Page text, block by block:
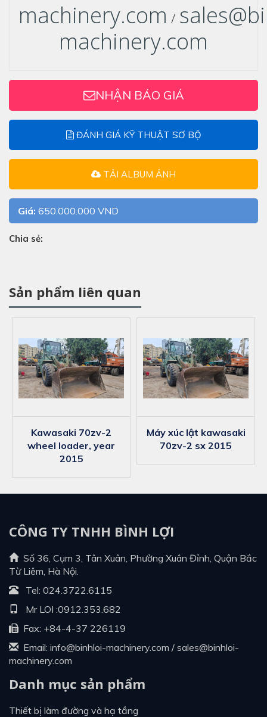
machinery.com /
machinery.com
NHẬN BÁO GIÁ
ĐÁNH GIÁ KỸ THUẬT SƠ BỘ
TẢI ALBUM ẢNH
Giá: 650.000.000 VND
Chia sẻ:
Sản phẩm liên quan
kawasaki 70zv-2
wheel loader, year
2015
máy xúc lật kawasaki
70zv-2 sx 2015
CÔNG TY TNHH BÌNH LỢI
Số 36, Cụm 3, Tân Xuân, Phường Xuân Đỉnh, Quận Bắc
Từ Liêm, Hà Nội.
Tel: 024.3722.6115
Mr LOI :0912.353.682
Fax: +84-4-37 226119
Email: info@binhloi-machinery.com / sales@binhloi-
machinery.com
Danh mục sản phẩm
thiết bị làm đường và hạ tầng